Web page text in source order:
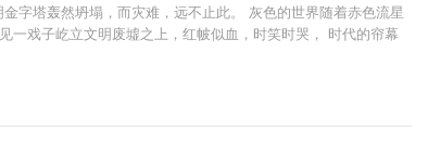
字塔轰然坍塌，而灾难，远不止此。 灰色的世界随着赤色流星
戏子屹立文明废墟之上，红帔似血，时笑时哭， 时代的帘幕